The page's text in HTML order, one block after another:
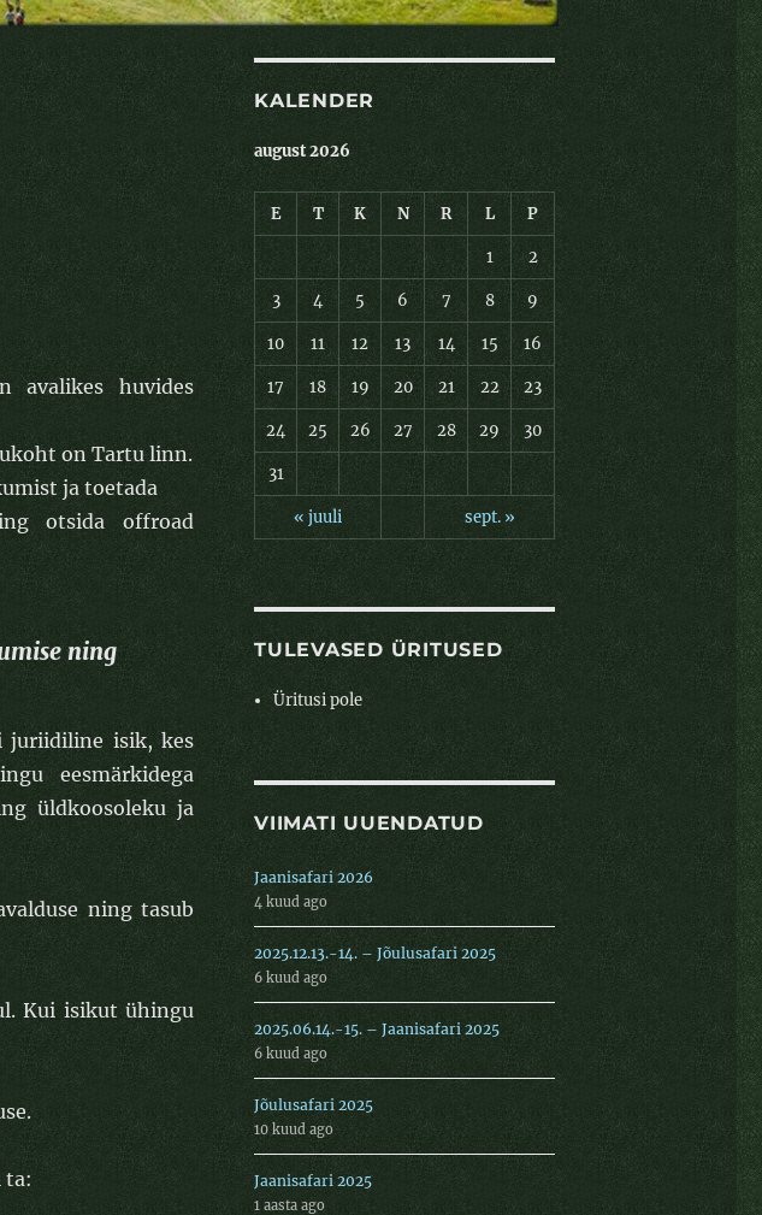
avalikes huvides
on Tartu linn.
ja toetada
otsida offroad
ning
juriidiline isik, kes
eesmärkidega
üldkoosoleku ja
ning tasub
Kui isikut ühingu
ta:
KALENDER
august 2026
E T K N R L P
1 2
3 4 5 6 7 8 9
10 11 12 13 14 15 16
17 18 19 20 21 22 23
24 25 26 27 28 29 30
31
« juuli sept. »
TULEVASED ÜRITUSED
Üritusi pole
VIIMATI UUENDATUD
Jaanisafari 2026
4 kuud ago
2025.12.13.-14. – Jõulusafari 2025
6 kuud ago
2025.06.14.-15. – Jaanisafari 2025
6 kuud ago
Jõulusafari 2025
10 kuud ago
Jaanisafari 2025
1 aasta ago